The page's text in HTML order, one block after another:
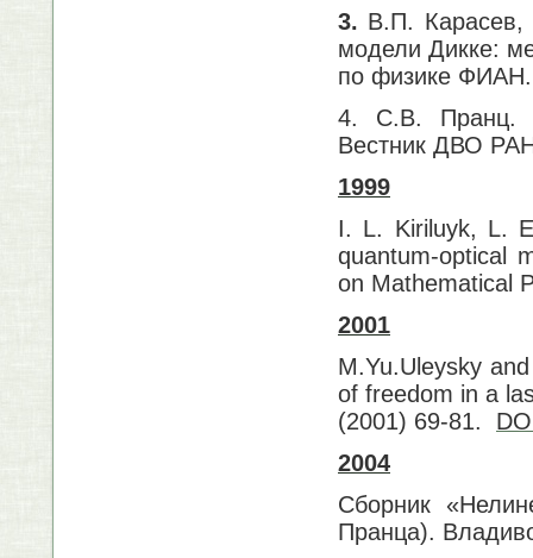
3. В.П. Карасев,
модели Дикке:
по физике
4. С.В. Пранц.
Вестник ДВО
1999
I. L. Kiriluyk, L.
quantum-optical
on Mathematical
2001
M.Yu.Uleysky
of freedom in a
(2001) 69-81.
2004
Сборник
Пранца).